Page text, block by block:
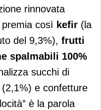
rinnovata
così kefir (la
del 9,3%), frutti
spalmabili 100%
succhi di
e confetture
è la parola